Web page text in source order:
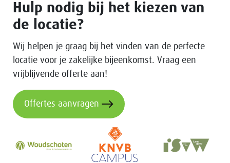
Hulp nodig bij het kiezen van
de locatie?
Wij helpen je graag bij het vinden van de perfecte
locatie voor je zakelijke bijeenkomst. Vraag een
vrijblijvende offerte aan!
Offertes aanvragen